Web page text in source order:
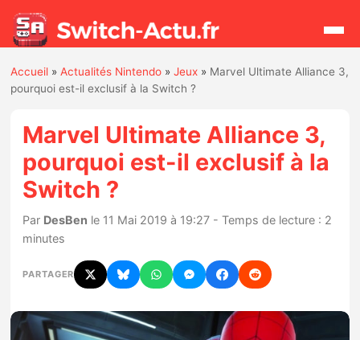
Actualités
Jeux
Hardware
Mises à jour
Chiffres de ventes
Accueil »Actualités Nintendo »Jeux » Marvel Ultimate Alliance 3,
pourquoi est-il exclusif à la Switch ?
Marvel Ultimate Alliance 3,
pourquoi est-il exclusif à la
Switch ?
Par DesBen le 11 Mai 2019 à 19:27 - Temps de lecture : 2
minutes
PARTAGER